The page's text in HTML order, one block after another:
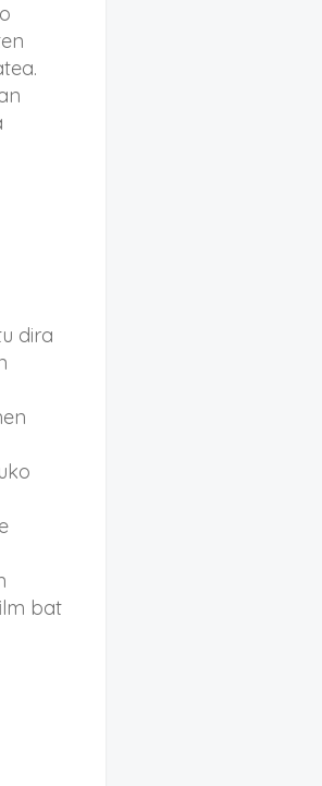
dira
bat